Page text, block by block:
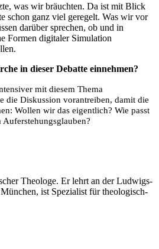
was wir bräuchten. Da ist mit Blick
schon ganz viel geregelt. Was wir vor
darüber sprechen, ob und in
Formen digitaler Simulation
in dieser Debatte einnehmen?
mit diesem Thema
die Diskussion vorantreiben, damit die
Wollen wir das eigentlich? Wie passt
Theologe. Er lehrt an der Ludwigs-
ist Spezialist für theologisch-